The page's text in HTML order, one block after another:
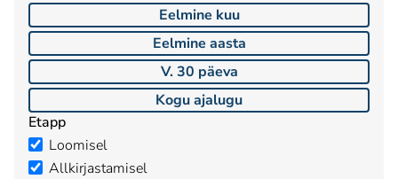
Eelmine kuu
Eelmine aasta
V. 30 päeva
Kogu ajalugu
Etapp
Loomisel
Allkirjastamisel